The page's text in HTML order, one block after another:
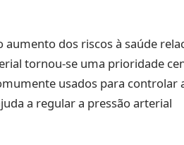
dos riscos à saúde
tornou-se uma prioridade
usados para controlar
a regular a pressão arterial